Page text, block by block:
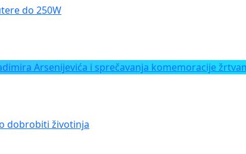
do 250W
Arsenijevića i sprečavanja komemoracije
dobrobiti životinja